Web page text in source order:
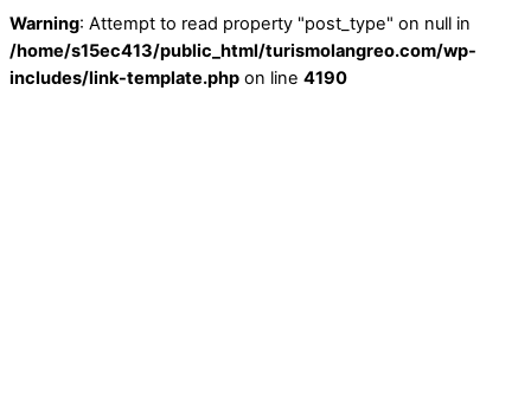
Warning: Attempt to read property "post_type" on null in
/home/s15ec413/public_html/turismolangreo.com/wp-
includes/link-template.php on line 4190